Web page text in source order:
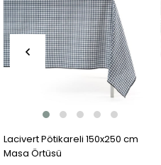
Lacivert Pötikareli 150x250 cm
Masa Örtüsü